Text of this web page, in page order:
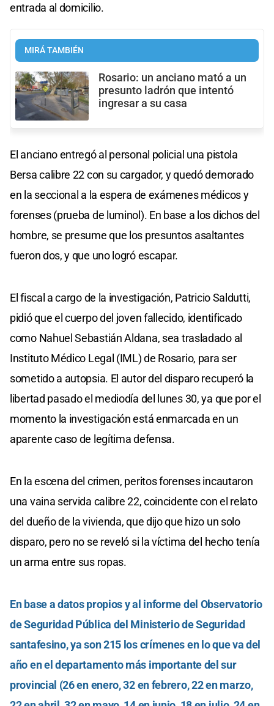
entrada al domicilio.
MIRÁ TAMBIÉN
Rosario: un anciano mató a un
presunto ladrón que intentó
ingresar a su casa
El anciano entregó al personal policial una pistola
Bersa calibre 22 con su cargador, y quedó demorado
en la seccional a la espera de exámenes médicos y
forenses (prueba de luminol). En base a los dichos del
hombre, se presume que los presuntos asaltantes
fueron dos, y que uno logró escapar.
El fiscal a cargo de la investigación, Patricio Saldutti,
pidió que el cuerpo del joven fallecido, identificado
como Nahuel Sebastián Aldana, sea trasladado al
Instituto Médico Legal (IML) de Rosario, para ser
sometido a autopsia. El autor del disparo recuperó la
libertad pasado el mediodía del lunes 30, ya que por el
momento la investigación está enmarcada en un
aparente caso de legítima defensa.
En la escena del crimen, peritos forenses incautaron
una vaina servida calibre 22, coincidente con el relato
del dueño de la vivienda, que dijo que hizo un solo
disparo, pero no se reveló si la víctima del hecho tenía
un arma entre sus ropas.
En base a datos propios y al informe del Observatorio
de Seguridad Pública del Ministerio de Seguridad
santafesino, ya son 215 los crímenes en lo que va del
año en el departamento más importante del sur
provincial (26 en enero, 32 en febrero, 22 en marzo,